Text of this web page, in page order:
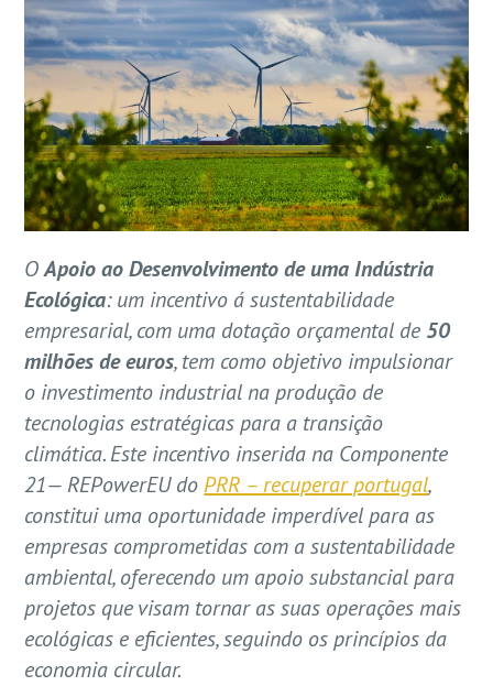
OApoio ao Desenvolvimento de uma Indústria
Ecológica: um incentivo á sustentabilidade
empresarial, com uma dotação orçamental de 50
milhões de euros, tem como objetivo impulsionar
o investimento industrial na produção de
tecnologias estratégicas para a transição
climática. Este incentivo inserida na Componente
21— REPowerEU do PRR – recuperar portugal,
constitui uma oportunidade imperdível para as
empresas comprometidas com a sustentabilidade
ambiental, oferecendo um apoio substancial para
projetos que visam tornar as suas operações mais
ecológicas e eficientes, seguindo os princípios da
economia circular.